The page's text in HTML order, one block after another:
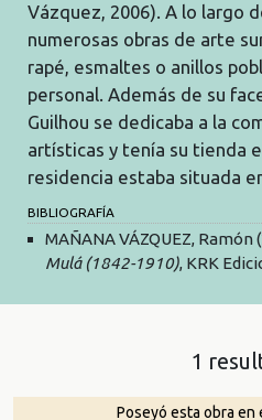
Vázquez, 2006). A lo largo
numerosas obras de arte
rapé, esmaltes o anillos
personal. Además de su
Guilhou se dedicaba a la
artísticas y tenía su tienda
residencia estaba situada
BIBLIOGRAFÍA
MAÑANA VÁZQUEZ, Ramón
Mulá (1842-1910), KRK
1
Poseyó esta obra en